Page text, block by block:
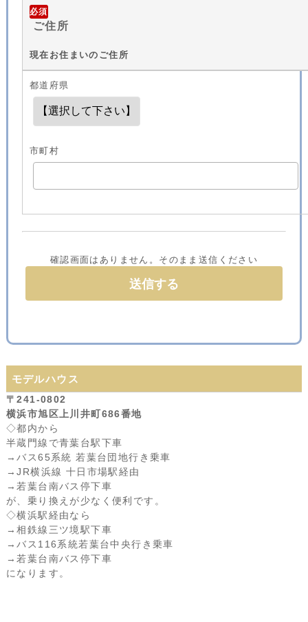
必須
ご住所
現在お住まいのご住所
都道府県
市町村
確認画面はありません。そのまま送信ください
モデルハウス
〒241-0802
横浜市旭区上川井町686番地
◇都内から
半蔵門線で青葉台駅下車
→バス65系統 若葉台団地行き乗車
→JR横浜線 十日市場駅経由
→若葉台南バス停下車
が、乗り換えが少なく便利です。
◇横浜駅経由なら
→相鉄線三ツ境駅下車
→バス116系統若葉台中央行き乗車
→若葉台南バス停下車
になります。